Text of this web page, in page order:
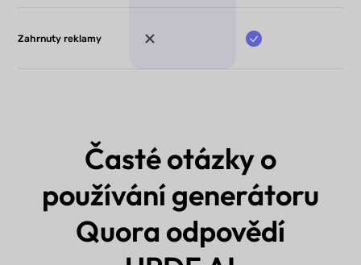
Zahrnuty reklamy
Časté otázky o
používání generátoru
Quora odpovědí